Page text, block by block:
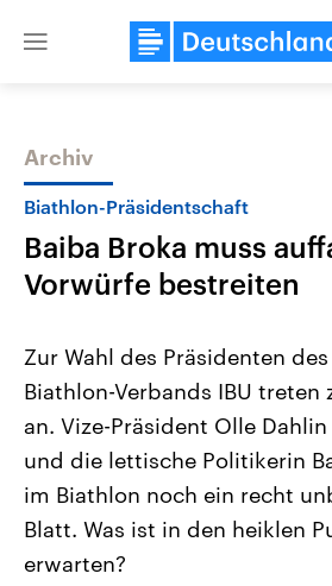
Close
Themen
Landtagswahl Sachsen-Anhalt
2026
Alle Informationen
Sachsen-Anhalt wählt am 6.
September 2026 einen neuen
Landtag. Seit 2021 wird das
Bundesland von einer Koalition aus
Umfragen, Prognosen,
Archiv
Biathlon-Präsidentschaft
Baiba Broka muss
Vorwürfe bestreiten
Zur Wahl des Präsidenten
Biathlon-Verbands IBU treten
an. Vize-Präsident Olle
und die lettische Politikerin
im Biathlon noch ein recht
Blatt. Was ist in den heiklen
erwarten?